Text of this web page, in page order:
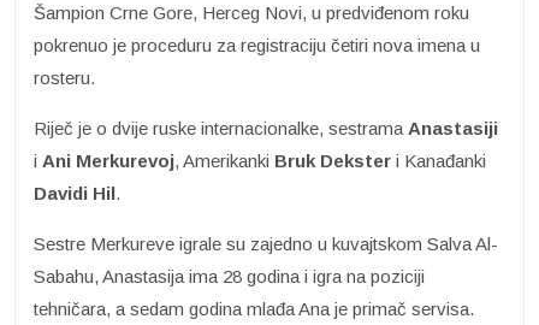
Šampion Crne Gore, Herceg Novi, u predviđenom roku
pokrenuo je proceduru za registraciju četiri nova imena u
rosteru.
Riječ je o dvije ruske internacionalke, sestrama Anastasiji
i Ani Merkurevoj, Amerikanki Bruk Dekster i Kanađanki
Davidi Hil.
Sestre Merkureve igrale su zajedno u kuvajtskom Salva Al-
Sabahu, Anastasija ima 28 godina i igra na poziciji
tehničara, a sedam godina mlađa Ana je primač servisa.